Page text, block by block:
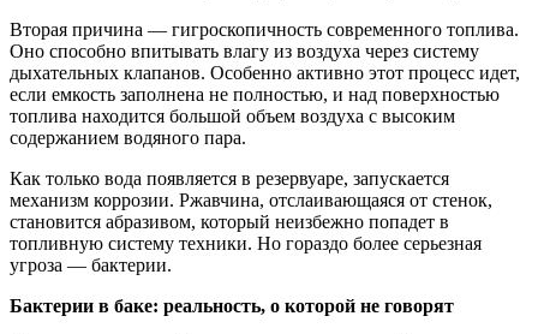
Вторая причина — гигроскопичность современного топлива.
Оно способно впитывать влагу из воздуха через систему
дыхательных клапанов. Особенно активно этот процесс идет,
если емкость заполнена не полностью, и над поверхностью
топлива находится большой объем воздуха с высоким
содержанием водяного пара.
Как только вода появляется в резервуаре, запускается
механизм коррозии. Ржавчина, отслаивающаяся от стенок,
становится абразивом, который неизбежно попадет в
топливную систему техники. Но гораздо более серьезная
угроза — бактерии.
Бактерии в баке: реальность, о которой не говорят